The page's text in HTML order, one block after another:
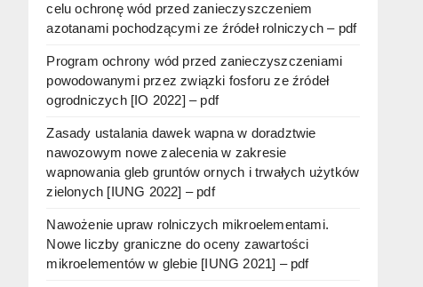
celu ochronę wód przed zanieczyszczeniem
azotanami pochodzącymi ze źródeł rolniczych – pdf
Program ochrony wód przed zanieczyszczeniami
powodowanymi przez związki fosforu ze źródeł
ogrodniczych [IO 2022] – pdf
Zasady ustalania dawek wapna w doradztwie
nawozowym nowe zalecenia w zakresie
wapnowania gleb gruntów ornych i trwałych użytków
zielonych [IUNG 2022] – pdf
Nawożenie upraw rolniczych mikroelementami.
Nowe liczby graniczne do oceny zawartości
mikroelementów w glebie [IUNG 2021] – pdf